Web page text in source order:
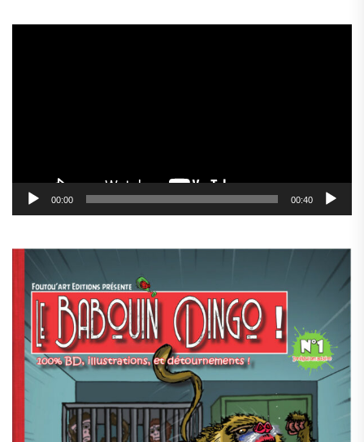
00:00 00:40